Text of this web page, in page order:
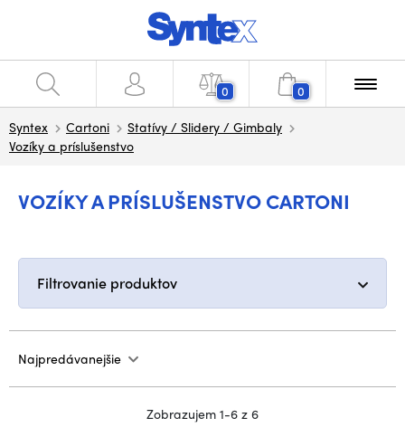
0 0
Syntex Cartoni
Statívy / Slidery / Gimbaly
Vozíky a príslušenstvo
VOZÍKY A PRÍSLUŠENSTVO CARTONI
Filtrovanie produktov
Najpredávanejšie
Zobrazujem 1-6 z 6